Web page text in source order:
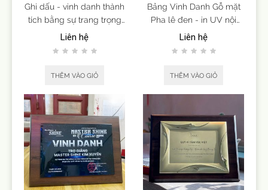
Ghi dấu - vinh danh thành
tích bằng sự trang trọng
và tinh tế.
Liên hệ
THÊM VÀO GIỎ
Bảng Vinh Danh Gỗ mặt
Pha lê đen - in UV nội
dung theo yêu cầu
Liên hệ
THÊM VÀO GIỎ